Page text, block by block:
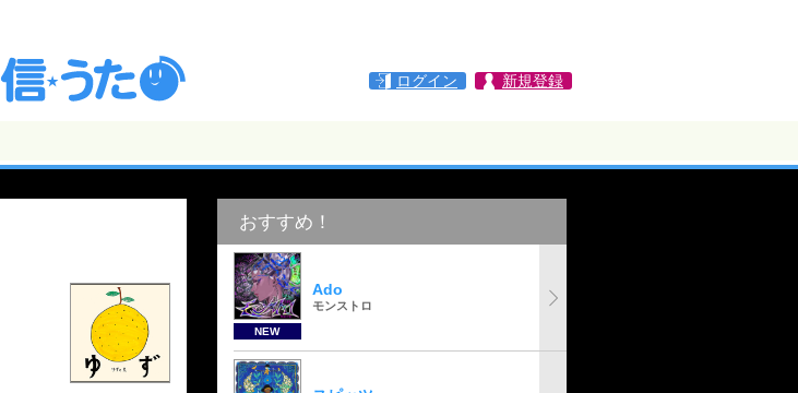
ログイン 新規登録
おすすめ！
NEW
Ado
モンストロ